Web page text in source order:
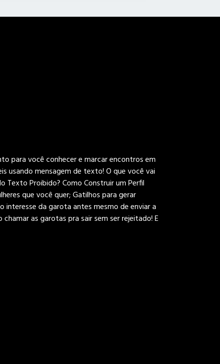
para você conhecer e marcar encontros em
usando mensagem de texto! O que você vai
Texto Proibido?Como Construir um Perfil
que você quer; Gatilhos para gerar
interesse da garota antes mesmo de enviar a
chamar as garotas pra sair sem ser rejeitado! E